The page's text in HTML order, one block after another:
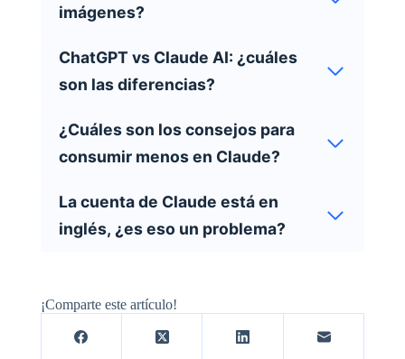
imágenes?
ChatGPT vs Claude AI: ¿cuáles
son las diferencias?
¿Cuáles son los consejos para
consumir menos en Claude?
La cuenta de Claude está en
inglés, ¿es eso un problema?
¡Comparte este artículo!